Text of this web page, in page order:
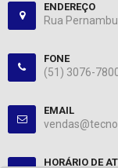
ENDEREÇO
Rua
FONE
(51) 3076-
EMAIL
HORÁRIO DE